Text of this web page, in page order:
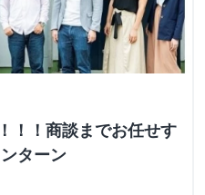
！！商談までお任せす
ターン